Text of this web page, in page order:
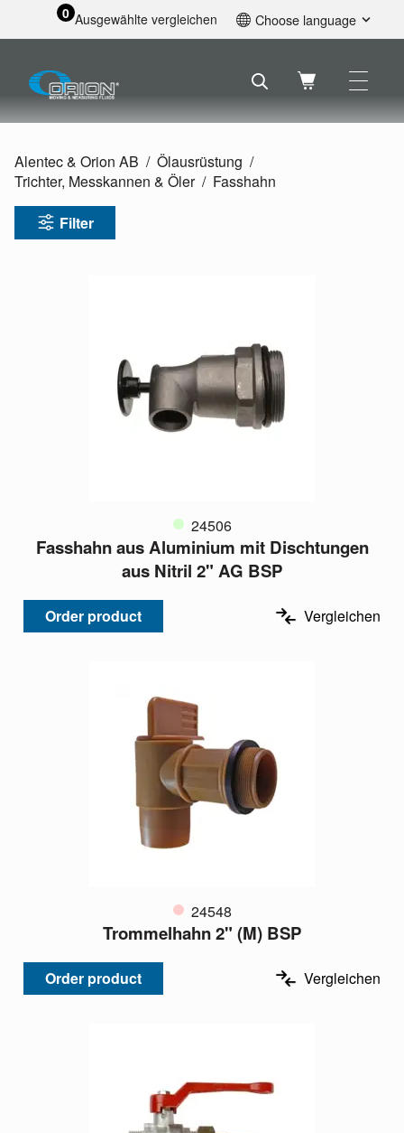
0 Ausgewählte vergleichen Choose language
Svenska
Nederlands
Alentec & Orion AB
Ölausrüstung
Trichter, Messkannen & Öler
Fasshahn
Filter
24506
Fasshahn aus Aluminium mit Dischtungen
aus Nitril 2" AG BSP
Order product Vergleichen
24548
Trommelhahn 2" (M) BSP
Order product Vergleichen